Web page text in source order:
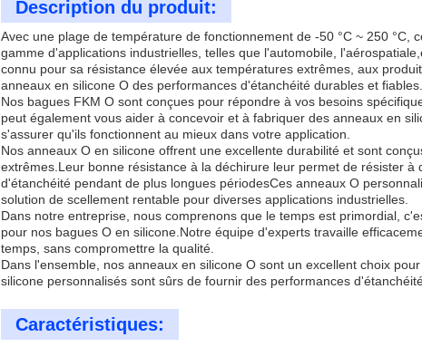
Description du produit:
Avec une plage de température de fonctionnement de -50 °C ~ 250 °C,
gamme d'applications industrielles, telles que l'automobile,
connu pour sa résistance élevée aux températures extrêmes, aux
anneaux en silicone O des performances d'étanchéité durables et fiables.
Nos bagues FKM O sont conçues pour répondre à vos besoins
peut également vous aider à concevoir et à fabriquer des anneaux en
s'assurer qu'ils fonctionnent au mieux dans votre application.
Nos anneaux O en silicone offrent une excellente durabilité et sont
extrêmes.Leur bonne résistance à la déchirure leur permet de résister
d'étanchéité pendant de plus longues périodesCes anneaux O
solution de scellement rentable pour diverses applications industrielles.
Dans notre entreprise, nous comprenons que le temps est primordial,
pour nos bagues O en silicone.Notre équipe d'experts travaille
temps, sans compromettre la qualité.
Dans l'ensemble, nos anneaux en silicone O sont un excellent choix
silicone personnalisés sont sûrs de fournir des performances
Caractéristiques: